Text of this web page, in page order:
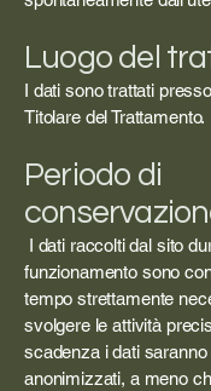
Luogo del
I dati sono trattati
Titolare del Trattamento.
Periodo di
I dati raccolti dal sito
funzionamento sono
tempo strettamente
svolgere le attività
scadenza i dati
anonimizzati, a meno